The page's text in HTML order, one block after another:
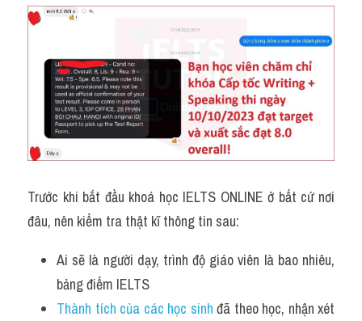
Trước khi bắt đầu khoá học IELTS ONLINE ở bất cứ nơi
đâu, nên kiểm tra thật kĩ thông tin sau:
Ai sẽ là người dạy, trình độ giáo viên là bao nhiêu,
bảng điểm IELTS
Thành tích của các học sinh đã theo học, nhận xét